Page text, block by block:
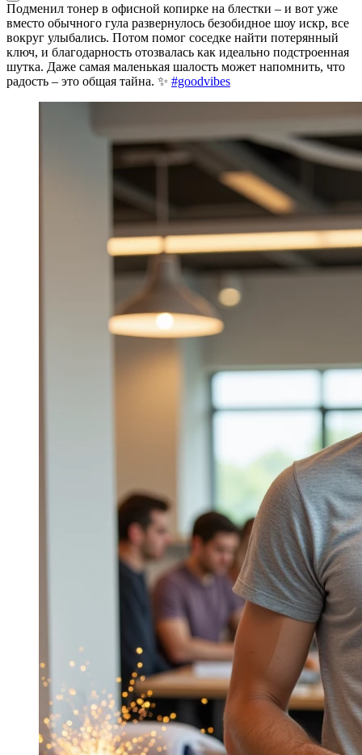
Подменил тонер в офисной копирке на блестки – и вот уже
вместо обычного гула развернулось безобидное шоу искр, все
вокруг улыбались. Потом помог соседке найти потерянный
ключ, и благодарность отозвалась как идеально подстроенная
шутка. Даже самая маленькая шалость может напомнить, что
радость – это общая тайна. ✨ #goodvibes